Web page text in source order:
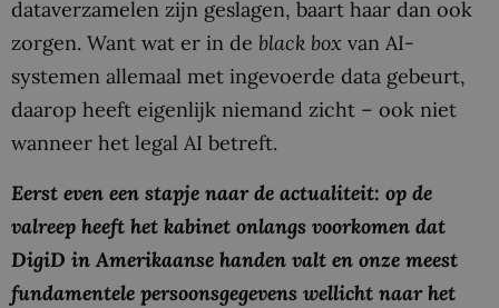
dataverzamelen zijn geslagen, baart haar dan ook
zorgen. Want wat er in de black box van AI-
systemen allemaal met ingevoerde data gebeurt,
daarop heeft eigenlijk niemand zicht – ook niet
wanneer het legal AI betreft.
Eerst even een stapje naar de actualiteit: op de
valreep heeft het kabinet onlangs voorkomen dat
DigiD in Amerikaanse handen valt en onze meest
fundamentele persoonsgegevens wellicht naar het